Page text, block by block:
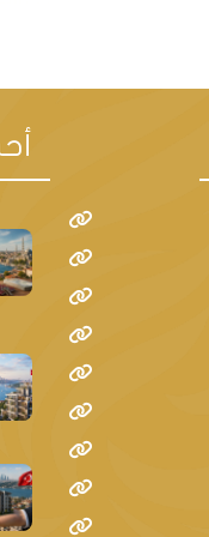
رائعة
الذي يضم
خط الساحل
اسم منطقة كاديكوي، ويضم
وأهم ما
أيضاً من
ببقية القسم